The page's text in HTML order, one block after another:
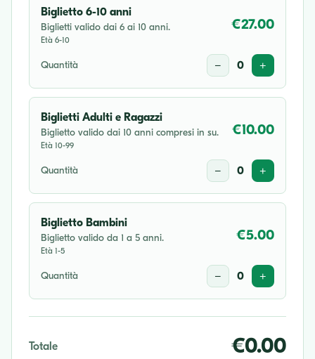
Biglietto 6-10 anni
Biglietti valido dai 6 ai 10 anni.
Età 6-10
€27.00
Quantità − 0 +
Biglietti Adulti e Ragazzi
Biglietto valido dai 10 anni compresi in su.
Età 10-99
€10.00
Quantità − 0 +
Biglietto Bambini
Biglietto valido da 1 a 5 anni.
Età 1-5
€5.00
Quantità − 0 +
Totale €0.00